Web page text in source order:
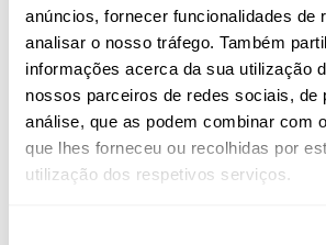
anúncios, fornecer funcionalidades de
analisar o nosso tráfego. Também
informações acerca da sua utilização
nossos parceiros de redes sociais, de
análise, que as podem combinar com
que lhes forneceu ou recolhidas por
utilização dos respetivos serviços.
ALL FOR
LICENCIADO
ADIDAS PARA O
PICKLEBALL E
TENNIS